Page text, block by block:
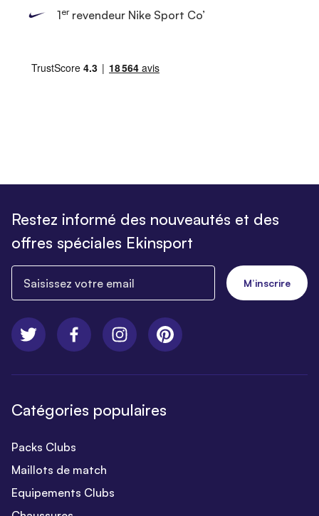
1errevendeur Nike Sport Co’
Restez informé des nouveautés et des
offres spéciales Ekinsport
M’inscrire
Catégories populaires
Packs Clubs
Maillots de match
Equipements Clubs